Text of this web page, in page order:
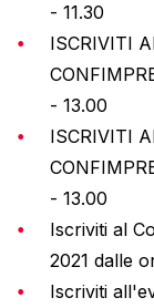
- 11.30
ISCRIVITI
- 13.00
ISCRIVITI
- 13.00
Iscriviti al
2021 dalle
Iscriviti